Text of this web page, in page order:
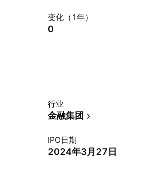
变化（1年）
0
行业
金融集团
IPO日期
2024年3月27日